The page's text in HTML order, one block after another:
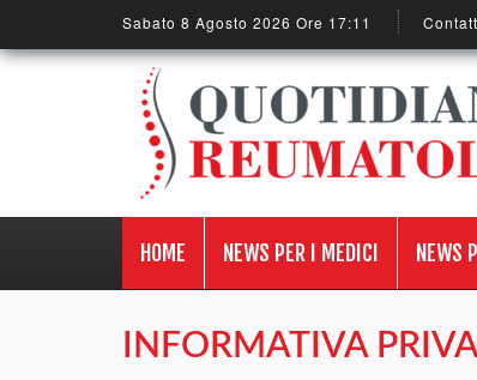
Sabato 8 Agosto 2026 Ore 17:11
HOME NEWS PER I MEDICI NEWS
INFORMATIVA